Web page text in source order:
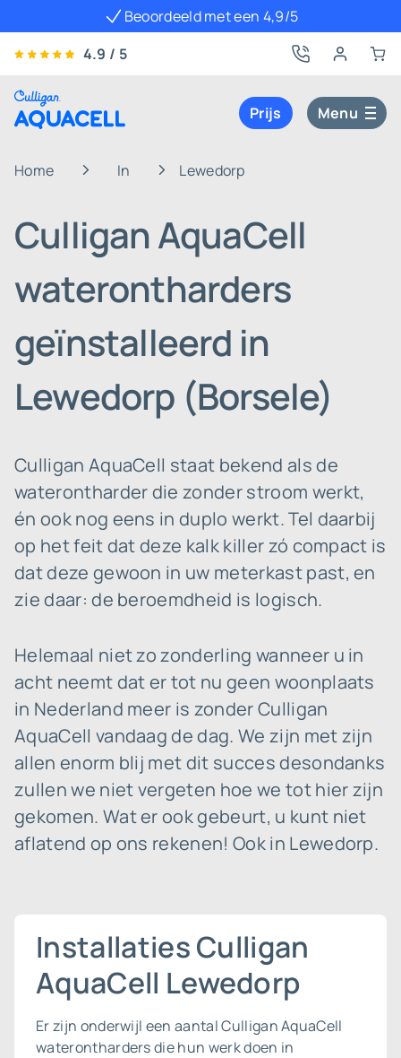
Beoordeeld met een 4,9/5
4.9 / 5
Prijs Menu
Home In Lewedorp
Culligan AquaCell
waterontharders
geïnstalleerd in
Lewedorp (Borsele)
Culligan AquaCell staat bekend als de
waterontharder die zonder stroom werkt,
én ook nog eens in duplo werkt. Tel daarbij
op het feit dat deze kalk killer zó compact is
dat deze gewoon in uw meterkast past, en
zie daar: de beroemdheid is logisch.
Helemaal niet zo zonderling wanneer u in
acht neemt dat er tot nu geen woonplaats
in Nederland meer is zonder Culligan
AquaCell vandaag de dag. We zijn met zijn
allen enorm blij met dit succes desondanks
zullen we niet vergeten hoe we tot hier zijn
gekomen. Wat er ook gebeurt, u kunt niet
aflatend op ons rekenen! Ook in Lewedorp.
Installaties Culligan
AquaCell Lewedorp
Er zijn onderwijl een aantal Culligan AquaCell
waterontharders die hun werk doen in